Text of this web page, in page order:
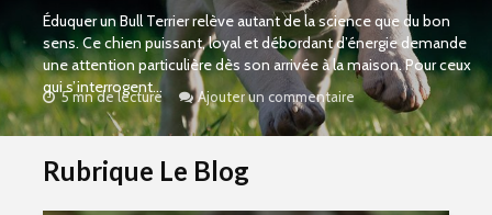
Éduquer un Bull Terrier relève autant de la science que du bon
sens. Ce chien puissant, loyal et débordant d’énergie demande
une attention particulière dès son arrivée à la maison. Pour ceux
qui s’interrogent...
5 mn de lecture Ajouter un commentaire
Rubrique Le Blog